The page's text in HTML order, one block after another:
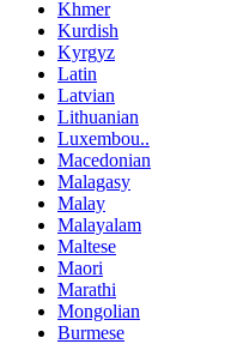
Khmer
Kurdish
Kyrgyz
Latin
Latvian
Lithuanian
Luxembou..
Macedonian
Malagasy
Malay
Malayalam
Maltese
Maori
Marathi
Mongolian
Burmese